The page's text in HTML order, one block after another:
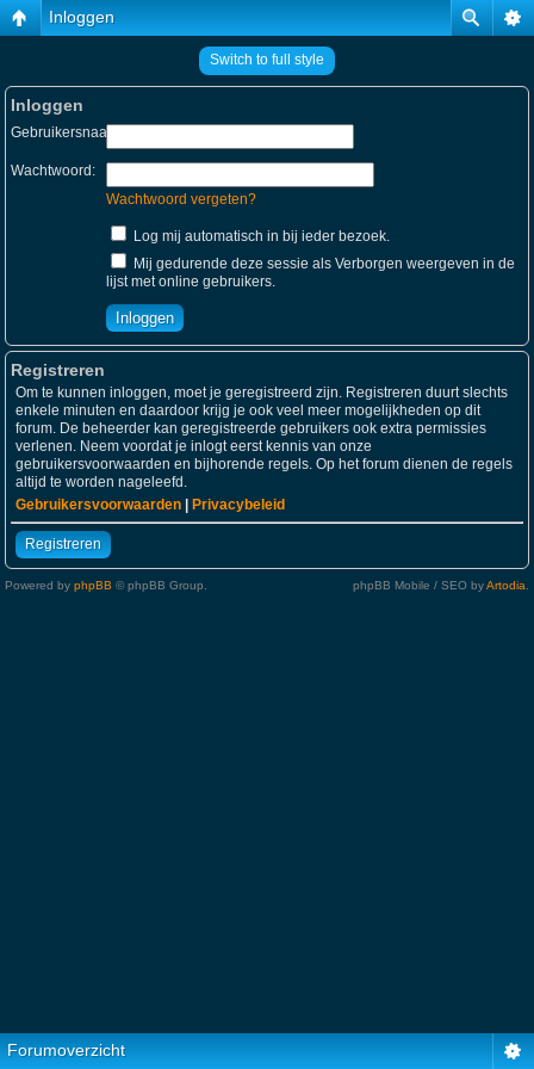
Inloggen
Switch to full style
Inloggen
Gebruikersnaam:
Wachtwoord:
Wachtwoord vergeten?
Log mij automatisch in bij ieder bezoek.
Mij gedurende deze sessie als Verborgen weergeven in de
lijst met online gebruikers.
Registreren
Om te kunnen inloggen, moet je geregistreerd zijn. Registreren duurt slechts
enkele minuten en daardoor krijg je ook veel meer mogelijkheden op dit
forum. De beheerder kan geregistreerde gebruikers ook extra permissies
verlenen. Neem voordat je inlogt eerst kennis van onze
gebruikersvoorwaarden en bijhorende regels. Op het forum dienen de regels
altijd te worden nageleefd.
Gebruikersvoorwaarden
Privacybeleid
Registreren
Powered by phpBB © phpBB Group. phpBB Mobile / SEO byArtodia
Forumoverzicht